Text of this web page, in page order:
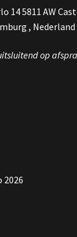
14 5811 AW
, Nederland
op
2026